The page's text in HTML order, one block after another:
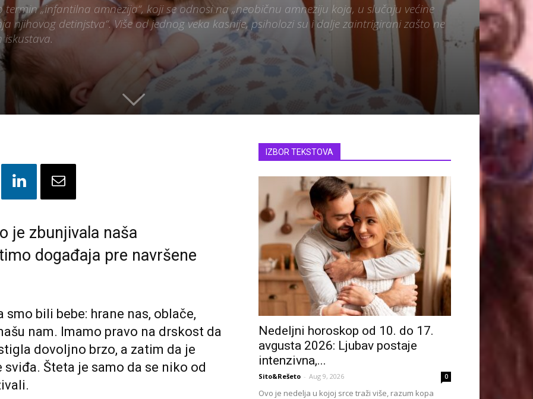
termin „infantilna amnezija“, koji se odnosi na „neobičnu amneziju koja, u slučaju većine
njihovog detinjstva“. Više od jednog veka kasnije, psiholozi su i dalje zaintrigirani zašto ne
je zbunjivala naša
događaja pre navršene
bili bebe: hrane nas, oblače,
nam. Imamo pravo na drskost da
dovoljno brzo, a zatim da je
Šteta je samo da se niko od
IZBOR TEKSTOVA
Nedeljni horoskop od 10. do 17.
avgusta 2026: Ljubav postaje
intenzivna,...
Sito&Rešeto - Aug 9, 2026 0
Ovo je nedelja u kojoj srce traži više, razum kopa